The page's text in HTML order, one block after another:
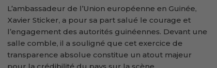
L’ambassadeur de l’Union européenne en Guinée,
Xavier Sticker, a pour sa part salué le courage et
l’engagement des autorités guinéennes. Devant une
salle comble, il a souligné que cet exercice de
transparence absolue constitue un atout majeur
pour la crédibilité du pays sur la scène